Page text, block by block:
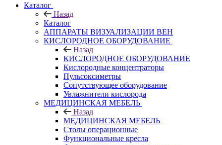
Каталог
Назад
Каталог
АППАРАТЫ ВИЗУАЛИЗАЦИИ ВЕН
КИСЛОРОДНОЕ ОБОРУДОВАНИЕ
Назад
КИСЛОРОДНОЕ ОБОРУДОВАНИЕ
Кислородные концентраторы
Пульсоксиметры
Сопутствующее оборудование
Увлажнители кислорода
МЕДИЦИНСКАЯ МЕБЕЛЬ
Назад
МЕДИЦИНСКАЯ МЕБЕЛЬ
Столы операционные
Функциональные кресла